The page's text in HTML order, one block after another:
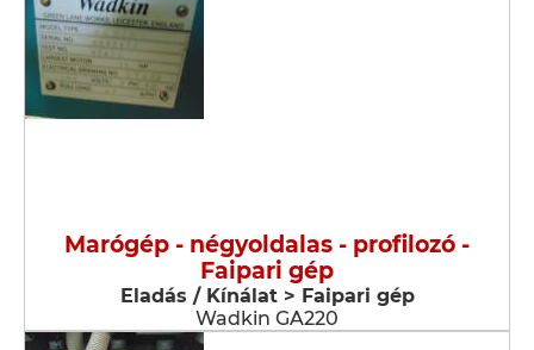
Marógép - négyoldalas - profilozó -
Faipari gép
Eladás / Kínálat > Faipari gép
Wadkin GA220